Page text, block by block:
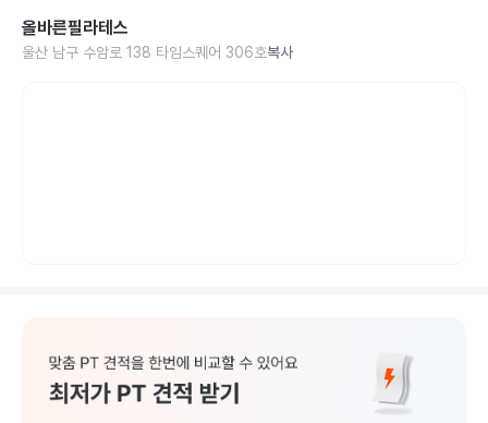
올바른필라테스
울산 남구 수암로 138 타임스퀘어 306호복사